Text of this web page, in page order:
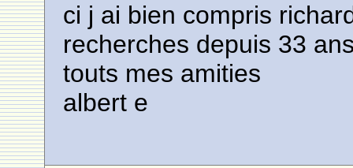
ci j ai bien compris
recherches depuis 33
touts mes amities
albert e